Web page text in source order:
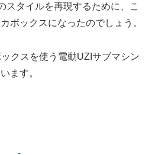
スタイルを再現するために、こ
ボックスになったのでしょう。
クスを使う電動UZIサブマシン
ます。